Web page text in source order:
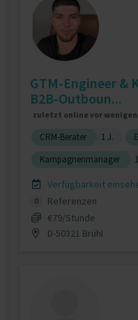
GTM-Engineer &
B2B-Outboun...
zuletzt online vor wenigen
CRM-Berater 1 J.
Kampagnenmanager
Verfügbarkeit
0
Referenzen
€79/Stunde
D-50321 Brühl